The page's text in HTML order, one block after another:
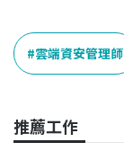
c
e
b
o
k
n
e
雲端資安管理師
推薦工作